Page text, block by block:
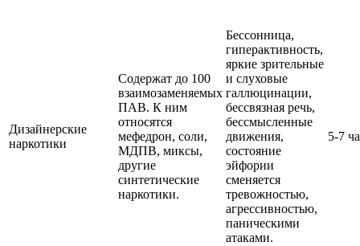
Дизайнерские
наркотики
Содержат до 100
взаимозаменяемых
ПАВ. К ним
относятся
мефедрон, соли,
МДПВ, миксы,
другие
синтетические
наркотики.
Бессонница,
гиперактивность,
яркие зрительные
и слуховые
галлюцинации,
бессвязная речь,
бессмысленные
движения,
состояние
эйфории
сменяется
тревожностью,
агрессивностью,
паническими
атаками.
5-7